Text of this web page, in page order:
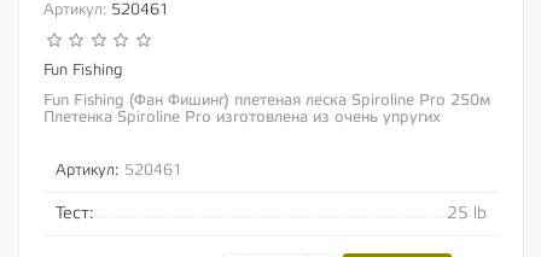
Артикул: 520461
Fun Fishing
Fun Fishing (Фан Фишинг) плетеная леска Spiroline Pro 250м
Плетенка Spiroline Pro изготовлена из очень упругих
Артикул: 520461
Тест: 25 lb